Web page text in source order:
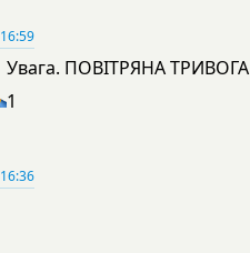
16:59
Увага. ПОВІТРЯНА ТРИВОГА
1
16:36